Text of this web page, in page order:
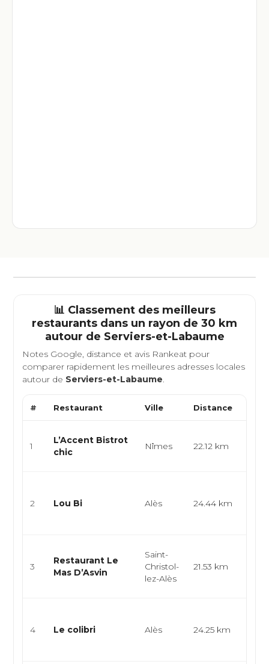
📊 Classement des meilleurs
restaurants dans un rayon de 30 km
autour de Serviers-et-Labaume
Notes Google, distance et avis Rankeat pour
comparer rapidement les meilleures adresses locales
autour de Serviers-et-Labaume.
# Restaurant Ville Distance
1
L’Accent Bistrot
chic
Nîmes 22.12 km
2 Lou Bi Alès 24.44 km
3
Restaurant Le
Mas D’Asvin
Saint-
Christol-
lez-Alès
21.53 km
4 Le colibri Alès 24.25 km